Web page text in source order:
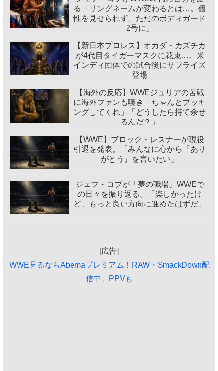
る「リングネームが変わるとは…。個
性を見せられず、ただのボディガード
2号に」
【新日本プロレス】オカダ・カズチカ
が4代目タイガーマスクに花束…。米
インディ団体での試合後にサプライズ
登場
【海外の反応】WWEジュリアの苦戦
に海外ファンも嘆き「ちゃんとブッキ
ングしてくれ」「どうしたら持て余せ
るんだ？」
【WWE】ブロック・レスナーが現役
引退を発表。「みんなに心から『あり
がとう』を言いたい」
ジェフ・コブが「夢の職場」WWEで
の日々を振り返る。「楽しかったけ
ど、もっと良い方向に進めたはずだ」
[広告]
WWE見るならAbemaプレミアム！RAW・SmackDown配
信中、PPVも